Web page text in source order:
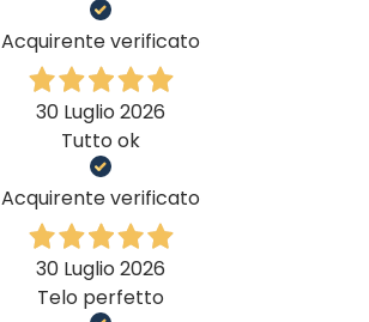
Acquirente verificato
30 Luglio 2026
Tutto ok
Acquirente verificato
30 Luglio 2026
Telo perfetto